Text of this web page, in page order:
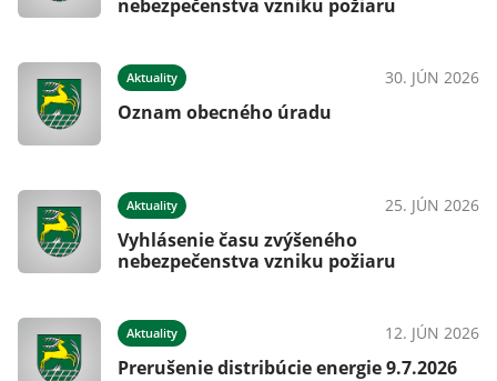
nebezpečenstva vzniku požiaru
Aktuality 30. JÚN 2026
Oznam obecného úradu
Aktuality 25. JÚN 2026
Vyhlásenie času zvýšeného
nebezpečenstva vzniku požiaru
Aktuality 12. JÚN 2026
Prerušenie distribúcie energie 9.7.2026